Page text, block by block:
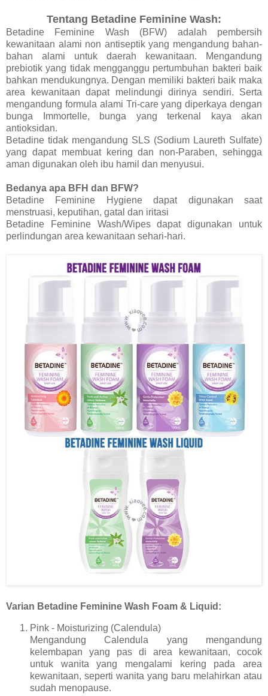
Tentang Betadine Feminine Wash:
Betadine Feminine Wash (BFW) adalah pembersih
kewanitaan alami non antiseptik yang mengandung bahan-
bahan alami untuk daerah kewanitaan. Mengandung
prebiotik yang tidak mengganggu pertumbuhan bakteri baik
bahkan mendukungnya. Dengan memiliki bakteri baik maka
area kewanitaan dapat melindungi dirinya sendiri. Serta
mengandung formula alami Tri-care yang diperkaya dengan
bunga Immortelle, bunga yang terkenal kaya akan
antioksidan.
Betadine tidak mengandung SLS (Sodium Laureth Sulfate)
yang dapat membuat kering dan non-Paraben, sehingga
aman digunakan oleh ibu hamil dan menyusui.
Bedanya apa BFH dan BFW?
Betadine Feminine Hygiene dapat digunakan saat
menstruasi, keputihan, gatal dan iritasi
Betadine Feminine Wash/Wipes dapat digunakan untuk
perlindungan area kewanitaan sehari-hari.
Varian Betadine Feminine Wash Foam & Liquid:
Pink - Moisturizing (Calendula)
Mengandung Calendula yang mengandung
kelembapan yang pas di area kewanitaan, cocok
untuk wanita yang mengalami kering pada area
kewanitaan, seperti wanita yang baru melahirkan atau
sudah menopause.